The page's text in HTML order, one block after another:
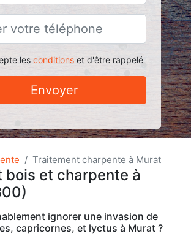
les conditionset d'être rappelé
Envoyer
Traitement charpente à Murat
bois et charpente à
ignorer une invasion de
capricornes, et lyctus à Murat ?